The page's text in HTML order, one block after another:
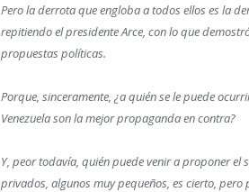
Pero la derrota que engloba a todos ellos es la
repitiendo el presidente Arce, con lo que
propuestas políticas.
Porque, sinceramente, ¿a quién se le puede
Venezuela son la mejor propaganda en contra?
Y, peor todavía, quién puede venir a proponer el
privados, algunos muy pequeños, es cierto,